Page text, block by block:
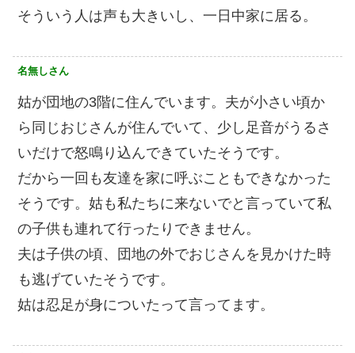
そういう人は声も大きいし、一日中家に居る。
名無しさん
姑が団地の3階に住んでいます。夫が小さい頃か
ら同じおじさんが住んでいて、少し足音がうるさ
いだけで怒鳴り込んできていたそうです。
だから一回も友達を家に呼ぶこともできなかった
そうです。姑も私たちに来ないでと言っていて私
の子供も連れて行ったりできません。
夫は子供の頃、団地の外でおじさんを見かけた時
も逃げていたそうです。
姑は忍足が身についたって言ってます。